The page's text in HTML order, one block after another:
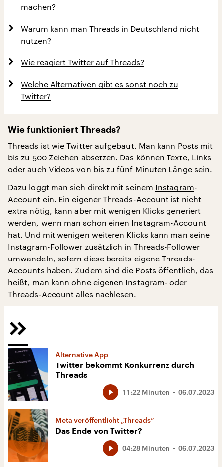
machen?
Warum kann man Threads in Deutschland nicht
nutzen?
Wie reagiert Twitter auf Threads?
Welche Alternativen gibt es sonst noch zu
Twitter?
Wie funktioniert Threads?
Threads ist wie Twitter aufgebaut. Man kann Posts mit
bis zu 500 Zeichen absetzen. Das können Texte, Links
oder auch Videos von bis zu fünf Minuten Länge sein.
Dazu loggt man sich direkt mit seinem Instagram-
Account ein. Ein eigener Threads-Account ist nicht
extra nötig, kann aber mit wenigen Klicks generiert
werden, wenn man schon einen Instagram-Account
hat. Und mit wenigen weiteren Klicks kann man seine
Instagram-Follower zusätzlich in Threads-Follower
umwandeln, sofern diese bereits eigene Threads-
Accounts haben. Zudem sind die Posts öffentlich, das
heißt, man kann ohne eigenen Instagram- oder
Threads-Account alles nachlesen.
Alternative App
Twitter bekommt Konkurrenz durch
Threads
06.07.2023
11:22 Minuten
Meta veröffentlicht „Threads“
Das Ende von Twitter?
06.07.2023
04:28 Minuten